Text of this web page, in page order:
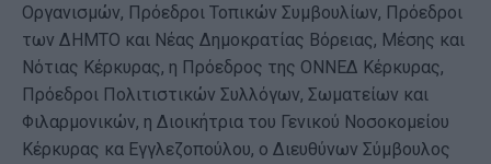
Οργανισμών, Πρόεδροι Τοπικών Συμβουλίων, Πρόεδροι
των ΔΗΜΤΟ και Νέας Δημοκρατίας Βόρειας, Μέσης και
Νότιας Κέρκυρας, η Πρόεδρος της ΟΝΝΕΔ Κέρκυρας,
Πρόεδροι Πολιτιστικών Συλλόγων, Σωματείων και
Φιλαρμονικών, η Διοικήτρια του Γενικού Νοσοκομείου
Κέρκυρας κα Εγγλεζοπούλου, ο Διευθύνων Σύμβουλος